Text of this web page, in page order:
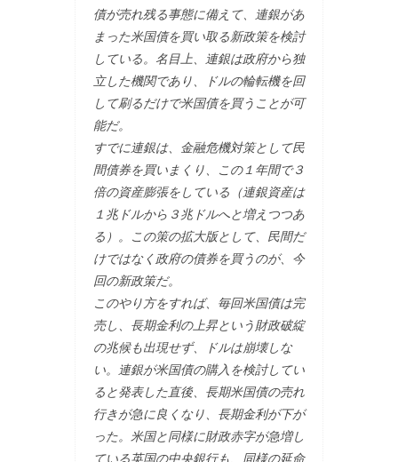
債が売れ残る事態に備えて、連銀があ
まった米国債を買い取る新政策を検討
している。名目上、連銀は政府から独
立した機関であり、ドルの輪転機を回
して刷るだけで米国債を買うことが可
能だ。
すでに連銀は、金融危機対策として民
間債券を買いまくり、この１年間で３
倍の資産膨張をしている（連銀資産は
１兆ドルから３兆ドルへと増えつつあ
る）。この策の拡大版として、民間だ
けではなく政府の債券を買うのが、今
回の新政策だ。
このやり方をすれば、毎回米国債は完
売し、長期金利の上昇という財政破綻
の兆候も出現せず、ドルは崩壊しな
い。連銀が米国債の購入を検討してい
ると発表した直後、長期米国債の売れ
行きが急に良くなり、長期金利が下が
った。米国と同様に財政赤字が急増し
ている英国の中央銀行も、同様の延命